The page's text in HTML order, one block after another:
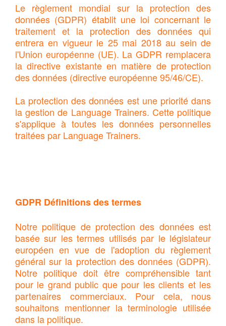
Le règlement mondial sur la protection des
données (GDPR) établit une loi concernant le
traitement et la protection des données qui
entrera en vigueur le 25 mai 2018 au sein de
l'Union européenne (UE). La GDPR remplacera
la directive existante en matière de protection
des données (directive européenne 95/46/CE).
La protection des données est une priorité dans
la gestion de Language Trainers. Cette politique
s'applique à toutes les données personnelles
traitées par Language Trainers.
GDPR Définitions des termes
Notre politique de protection des données est
basée sur les termes utilisés par le législateur
européen en vue de l'adoption du règlement
général sur la protection des données (GDPR).
Notre politique doit être compréhensible tant
pour le grand public que pour les clients et les
partenaires commerciaux. Pour cela, nous
souhaitons mentionner la terminologie utilisée
dans la politique.